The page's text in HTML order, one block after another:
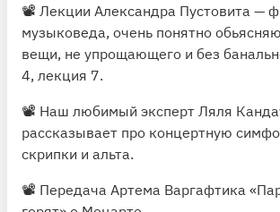
📽 Лекции Александра Пустовита —
музыковеда, очень понятно
вещи, не упрощающего и без
4, лекция 7.
📽 Наш любимый эксперт Ляля
рассказывает про концертную
скрипки и альта.
📽 Передача Артема Варгафтика